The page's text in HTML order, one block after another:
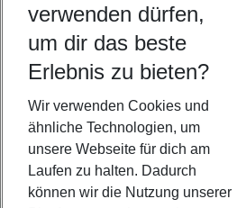
verwenden dürfen,
um dir das beste
Erlebnis zu bieten?
Wir verwenden Cookies und
ähnliche Technologien, um
unsere Webseite für dich am
Laufen zu halten. Dadurch
können wir die Nutzung unserer